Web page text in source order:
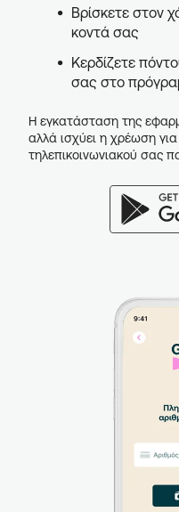
Βρίσκετε στον
κοντά σας
Κερδίζετε
σας στο
Η εγκατάσταση της
αλλά ισχύει η χρέωση
τηλεπικοινωνιακού σας